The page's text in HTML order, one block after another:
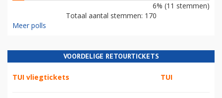
6% (11 stemmen)
Totaal aantal stemmen: 170
Meer polls
VOORDELIGE RETOURTICKETS
TUI vliegtickets TUI